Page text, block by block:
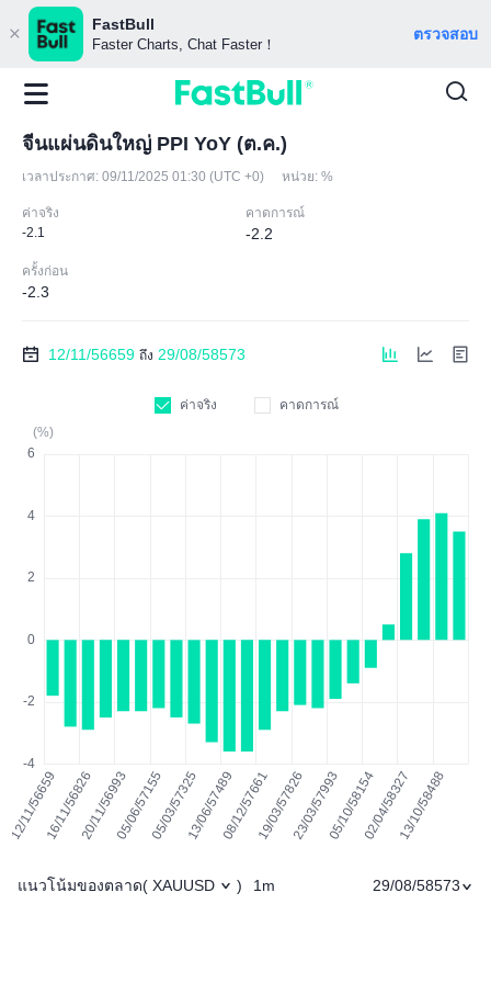
FastBull
Faster Charts, Chat Faster！
ตรวจสอบ
จีนแผ่นดินใหญ่ PPI YoY (ต.ค.)
เวลาประกาศ: 09/11/2025 01:30 (UTC +0) หน่วย: %
ค่าจริง
-2.1
คาดการณ์
-2.2
ครั้งก่อน
-2.3
12/11/56659 ถึง 29/08/58573
ค่าจริง
คาดการณ์
(%)
แนวโน้มของตลาด( XAUUSD ) 1m 29/08/58573